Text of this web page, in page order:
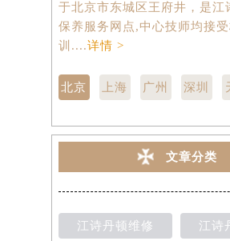
于北京市东城区王府井，是江
保养服务网点,中心技师均接
训....详情 >
北京 上海 广州 深圳
文章分类
江诗丹顿维修 江诗